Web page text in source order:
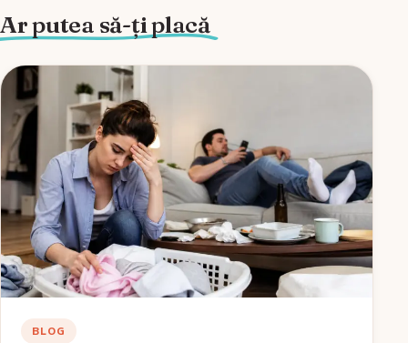
Ar putea să-ți placă
BLOG